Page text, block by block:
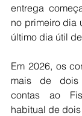
entrega
no primeiro dia
último dia útil
Em 2026, os
mais de dois
contas ao
habitual de